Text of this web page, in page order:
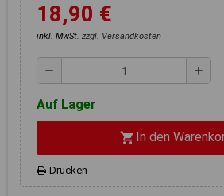
18,90 €
inkl. MwSt. zzgl. Versandkosten
remove add
Auf Lager
shopping_cart In den
Drucken